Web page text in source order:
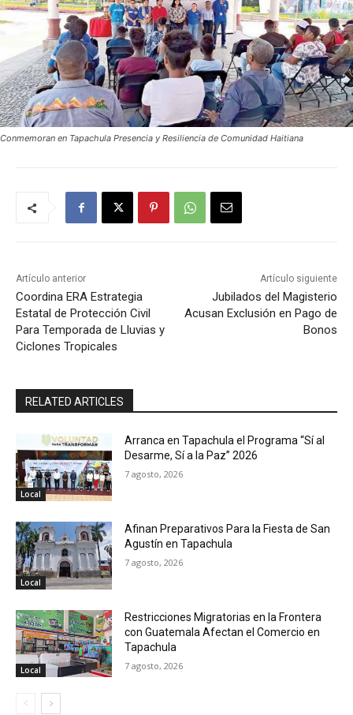
Conmemoran en Tapachula Presencia y Resiliencia de Comunidad Haitiana
Artículo anterior
Coordina ERA Estrategia
Estatal de Protección Civil
Para Temporada de Lluvias y
Ciclones Tropicales
Artículo siguiente
Jubilados del Magisterio
Acusan Exclusión en Pago de
Bonos
RELATED ARTICLES
Local
Arranca en Tapachula el Programa “Sí al
Desarme, Sí a la Paz” 2026
7 agosto, 2026
Local
Afinan Preparativos Para la Fiesta de San
Agustín en Tapachula
7 agosto, 2026
Local
Restricciones Migratorias en la Frontera
con Guatemala Afectan el Comercio en
Tapachula
7 agosto, 2026